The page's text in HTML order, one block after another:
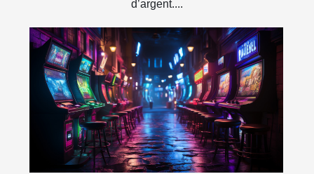
d’argent....